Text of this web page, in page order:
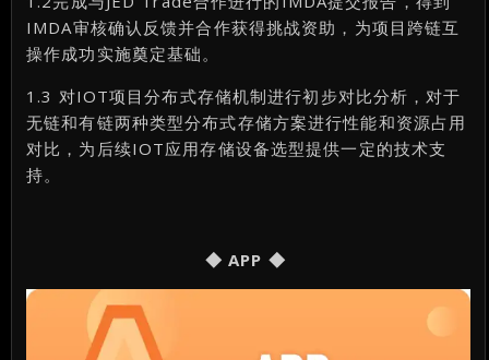
IMDA审核确认反馈并合作获得挑战资助，为项目跨链互
操作成功实施奠定基础。
1.3 对IOT项目分布式存储机制进行初步对比分析，对于
无链和有链两种类型分布式存储方案进行性能和资源占用
对比，为后续IOT应用存储设备选型提供一定的技术支
持。
◆ APP ◆